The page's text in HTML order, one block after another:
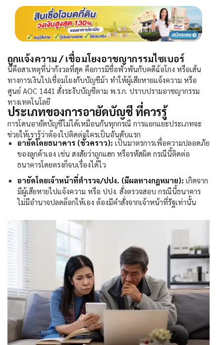
ถูกแจ้งความ / เชื่อมโยงอาชญากรรมไซเบอร์
นี่คือสาเหตุที่น่ากังวลที่สุด คือการมีชื่อพัวพันกับคดีฉ้อโกง หรือเส้น
ทางการเงินไปเชื่อมโยงกับบัญชีม้า ทำให้ผู้เสียหายแจ้งความ หรือ
ศูนย์ AOC 1441 สั่งระงับบัญชีตาม พ.ร.ก. ปราบปรามอาชญากรรม
ทางเทคโนโลยี
ประเภทของการอายัดบัญชี ที่ควรรู้
การโดนอายัดบัญชีไม่ได้เหมือนกันทุกกรณี การแยกแยะประเภทจะ
ช่วยให้เรารู้ว่าต้องไปติดต่อใครเป็นอันดับแรก
อายัดโดยธนาคาร (ชั่วคราว): เป็นมาตรการเพื่อความปลอดภัย
ของลูกค้าเอง เช่น สงสัยว่าถูกแฮก หรือรหัสผิด กรณีนี้ติดต่อ
ธนาคารโดยตรงก็จบเรื่องได้ไว
อายัดโดยเจ้าหน้าที่ตำรวจ/ปปง. (มีผลทางกฎหมาย): เกิดจาก
มีผู้เสียหายไปแจ้งความ หรือ ปปง. สั่งตรวจสอบ กรณีนี้ธนาคาร
ไม่มีอำนาจปลดล็อกให้เอง ต้องมีคำสั่งจากเจ้าหน้าที่รัฐเท่านั้น